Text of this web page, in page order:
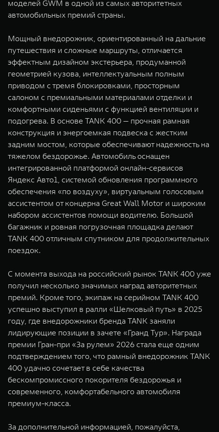
WEY 80
Масштаб возможностей
WEY 80
моделей GWM в одной из самых авторитетных
автомобильных премий страны.
Мощный внедорожник, ориентированный на дальние
путешествия и сложные маршруты, отличается
эффектным дизайном экстерьера, продуманной
геометрией кузова, интеллектуальным полным
приводом с тремя блокировками, просторным
салоном с премиальными материалами отделки и
комфортными сиденьями с функцией вентиляции и
подогрева. В основе TANK 400 — прочная рамная
конструкция и энергоемкая подвеска с жестким
задним мостом, которые обеспечивают надежность на
тяжелом бездорожье. Автомобиль оснащен
интегрированной платформой онлайн-сервисов
Яндекс Авто1, системой обновления программного
обеспечения «по воздуху», виртуальным голосовым
ассистентом от концерна Great Wall Motor и широким
набором ассистентов помощи водителю. Большой
багажник и ровная погрузочная площадка делают
TANK 400 отличным спутником для продолжительных
поездок.
С момента выхода на российский рынок TANK 400 уже
получил несколько значимых наград авторитетных
премий. Кроме того, экипаж на серийном TANK 400
успешно выступил в ралли «Шелковый путь» в 2025
году, где внедорожники бренда TANK заняли
лидирующие позиции в зачете «Гранд Тур». Награда
премии Гран-при «За рулем» 2026 стала еще одним
подтверждением того, что рамный внедорожник TANK
400 удачно сочетает в себе качества
бескомпромиссного покорителя бездорожья и
современного, комфортабельного автомобиля
премиум-класса.
За дополнительной информацией, пожалуйста,